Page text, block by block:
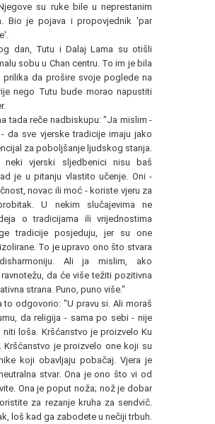
su ruke bile u neprestanim
Bio je pojava i propovjednik 'par
dan, Tutu i Dalaj Lama su otišli
sobu u Chan centru. To im je bila
prilika da prošire svoje poglede na
nego Tutu bude morao napustiti
tada reče nadbiskupu: "Ja mislim -
da sve vjerske tradicije imaju jako
za poboljšanje ljudskog stanja.
neki vjerski sljedbenici nisu baš
je u pitanju vlastito učenje. Oni -
novac ili moć - koriste vjeru za
U nekim slučajevima ne
o tradicijama ili vrijednostima
tradicije posjeduju, jer su one
To je upravo ono što stvara
Ali ja mislim, ako
da će više težiti pozitivna
strana. Puno, puno više."
to odgovorio: "U pravu si. Ali moraš
da religija - sama po sebi - nije
niti loša. Kršćanstvo je proizvelo Ku
Kršćanstvo je proizvelo one koji su
koji obavljaju pobačaj. Vjera je
stvar. Ona je ono što vi od
Ona je poput noža; nož je dobar
za rezanje kruha za sendvič.
loš kad ga zabodete u nečiji trbuh.